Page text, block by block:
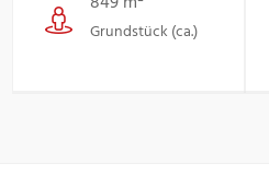
Grundstück (ca.)